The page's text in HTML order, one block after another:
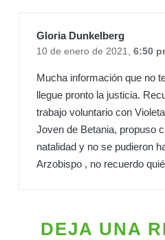
Gloria Dunkelberg
10 de enero de 2021, 6:50
Mucha información que no
llegue pronto la justicia.
trabajo voluntario con
Joven de Betania, propuso
natalidad y no se pudieron
Arzobispo , no recuerdo
DEJA UNA